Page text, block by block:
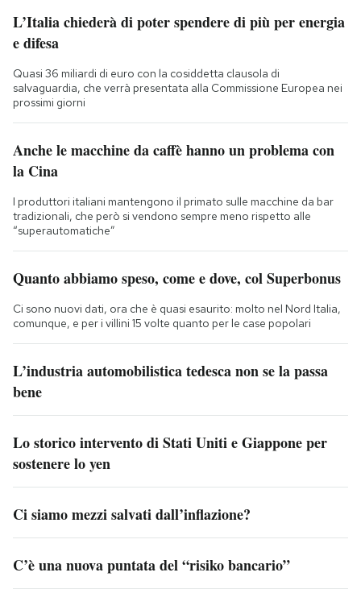
L’Italia chiederà di poter spendere di più per energia
e difesa
Quasi 36 miliardi di euro con la cosiddetta clausola di
salvaguardia, che verrà presentata alla Commissione Europea nei
prossimi giorni
Anche le macchine da caffè hanno un problema con
la Cina
I produttori italiani mantengono il primato sulle macchine da bar
tradizionali, che però si vendono sempre meno rispetto alle
“superautomatiche”
Quanto abbiamo speso, come e dove, col Superbonus
Ci sono nuovi dati, ora che è quasi esaurito: molto nel Nord Italia,
comunque, e per i villini 15 volte quanto per le case popolari
L’industria automobilistica tedesca non se la passa
bene
Lo storico intervento di Stati Uniti e Giappone per
sostenere lo yen
Ci siamo mezzi salvati dall’inflazione?
C’è una nuova puntata del “risiko bancario”